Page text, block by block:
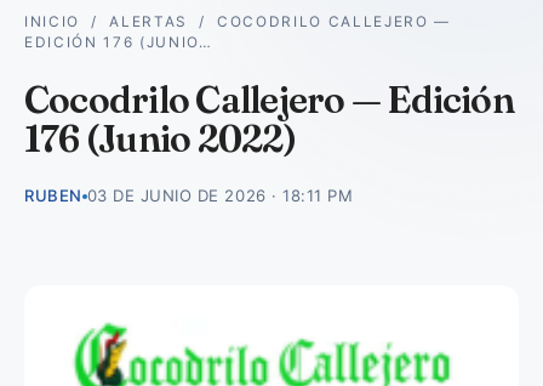
INICIO /ALERTAS /COCODRILO CALLEJERO —
EDICIÓN 176 (JUNIO…
Cocodrilo Callejero — Edición
176 (Junio 2022)
RUBEN 03 DE JUNIO DE 2026 · 18:11 PM